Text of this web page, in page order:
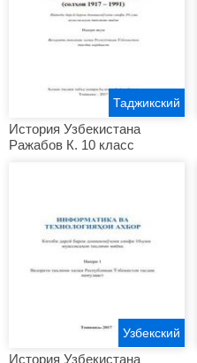
История Узбекистана
Ражабов К. 10 класс
Таджикский
История Узбекистана
Узбекский